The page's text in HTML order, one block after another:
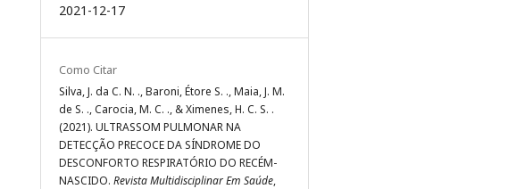
2021-12-17
Como Citar
Silva, J. da C. N. ., Baroni, Étore S. ., Maia, J. M.
de S. ., Carocia, M. C. ., & Ximenes, H. C. S. .
(2021). ULTRASSOM PULMONAR NA
DETECÇÃO PRECOCE DA SÍNDROME DO
DESCONFORTO RESPIRATÓRIO DO RECÉM-
NASCIDO. Revista Multidisciplinar Em Saúde,